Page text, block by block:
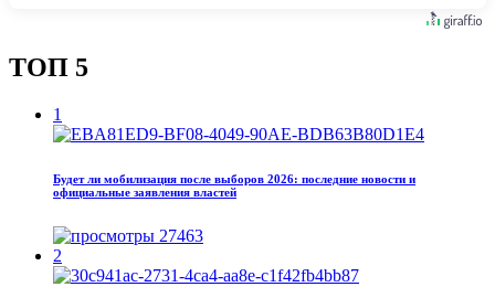
ТОП 5
1
Будет ли мобилизация после выборов 2026: последние новости и
официальные заявления властей
27463
2